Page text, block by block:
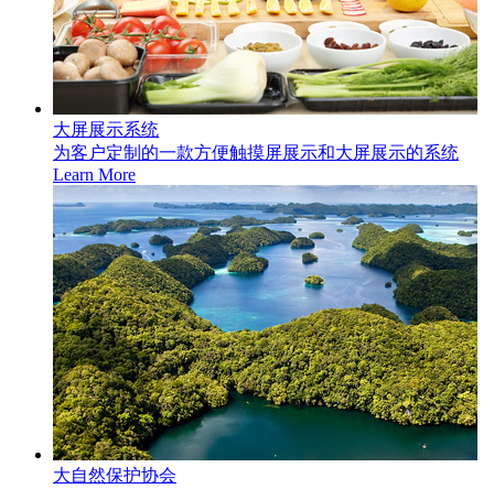
大屏展示系统
为客户定制的一款方便触摸屏展示和大屏展示的系统
Learn More
大自然保护协会